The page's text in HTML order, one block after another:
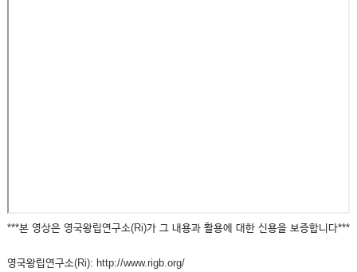
***본 영상은 영국왕립연구소(Ri)가 그 내용과 활용에 대한 신용을 보증합니다***
영국왕립연구소(Ri): http://www.rigb.org/